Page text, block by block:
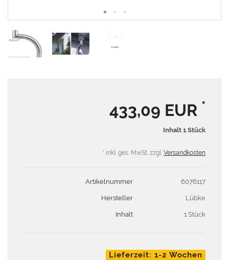
433,09 EUR *
Inhalt 1 Stück
* inkl. ges. MwSt. zzgl. Versandkosten
Artikelnummer 6076117
Hersteller Lübke
Inhalt 1 Stück
Lieferzeit: 1-2 Wochen